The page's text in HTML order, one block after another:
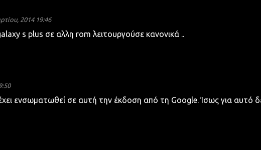
2014 19:46
s plus σε αλλη rom λειτουργούσε κανονικά ..
ενσωματωθεί σε αυτή την έκδοση από τη Google. Ίσως για αυτό